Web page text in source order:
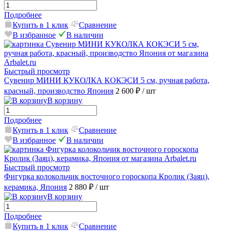
Подробнее
Купить в 1 клик
Сравнение
В избранное
В наличии
Быстрый просмотр
Сувенир МИНИ КУКОЛКА КОКЭСИ 5 см, ручная работа,
красный, производство Япония 2 600 ₽ / шт
В корзину
Подробнее
Купить в 1 клик
Сравнение
В избранное
В наличии
Быстрый просмотр
Фигурка колокольчик восточного гороскопа Кролик (Заяц),
керамика, Япония 2 880 ₽ / шт
В корзину
Подробнее
Купить в 1 клик
Сравнение